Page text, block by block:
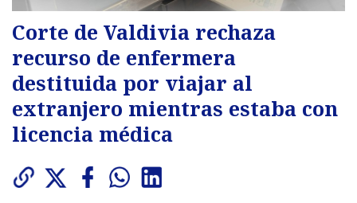
Corte de Valdivia rechaza
recurso de enfermera
destituida por viajar al
extranjero mientras estaba con
licencia médica